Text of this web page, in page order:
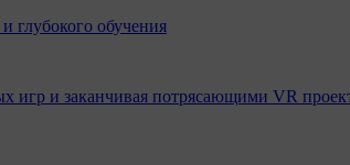
глубокого обучения
игр и заканчивая потрясающими VR